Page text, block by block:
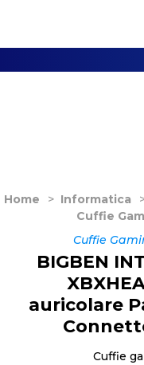
Home > Informatica
Cuffie
Cuffie
BIGBEN
auricolare
Cuffie